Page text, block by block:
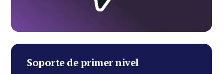
Soporte de primer nivel